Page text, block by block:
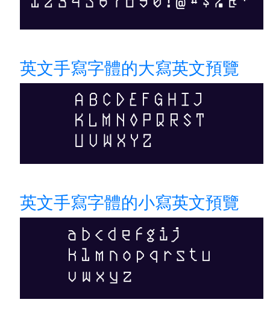
英文手寫字體的大寫英文預覽
英文手寫字體的小寫英文預覽